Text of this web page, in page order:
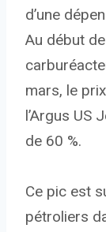
d’une
Au début
mars, le
l’Argus US
de 60 %.
Ce pic est
pétroliers